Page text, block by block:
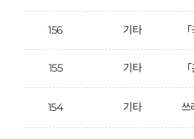
156 기타
155 기타
154 기타 쓰